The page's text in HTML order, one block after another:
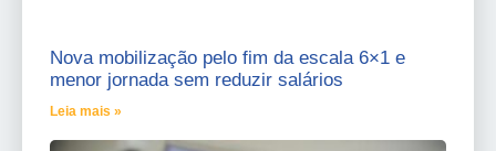
Nova mobilização pelo fim da escala 6×1 e
menor jornada sem reduzir salários
Leia mais »